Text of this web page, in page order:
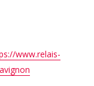
www.relais-